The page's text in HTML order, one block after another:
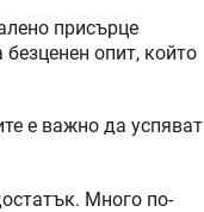
присърце
опит, който
е важно да успяват
Много по-